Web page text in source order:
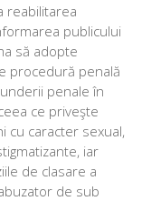
reabilitarea
publicului
să adopte
procedură penală
penale în
ce priveşte
cu caracter sexual,
iar
de clasare a
de sub